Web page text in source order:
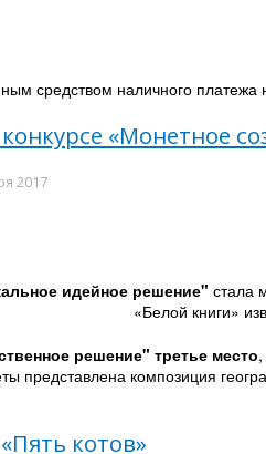
средством наличного
«Монетное
2017
идейное решение" стала
«Белой книги»
решение" третье место
представлена композиция
котов»